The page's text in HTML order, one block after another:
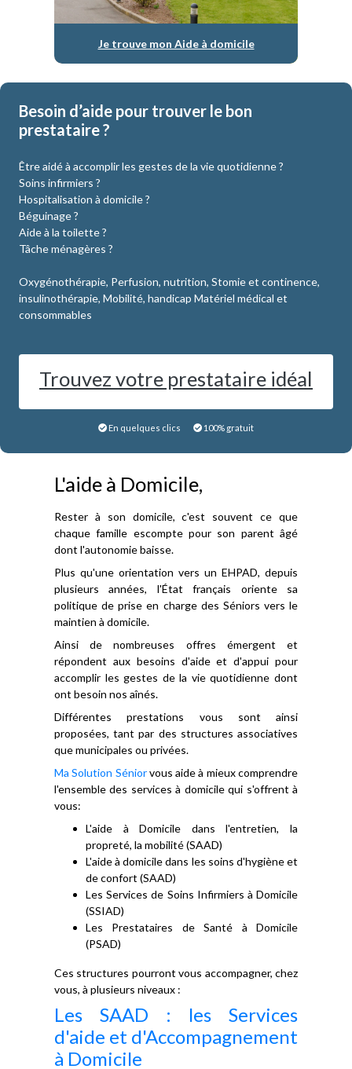
Je trouve mon Aide à domicile
Besoin d’aide pour trouver le bon
prestataire ?
Être aidé à accomplir les gestes de la vie quotidienne ?
Soins infirmiers ?
Hospitalisation à domicile ?
Béguinage ?
Aide à la toilette ?
Tâche ménagères ?
Oxygénothérapie, Perfusion, nutrition, Stomie et continence,
insulinothérapie, Mobilité, handicap Matériel médical et
consommables
Trouvez votre prestataire idéal
En quelques clics 100% gratuit
L'aide à Domicile,
Rester à son domicile, c'est souvent ce que
chaque famille escompte pour son parent âgé
dont l'autonomie baisse.
Plus qu'une orientation vers un EHPAD, depuis
plusieurs années, l'État français oriente sa
politique de prise en charge des Séniors vers le
maintien à domicile.
Ainsi de nombreuses offres émergent et
répondent aux besoins d'aide et d'appui pour
accomplir les gestes de la vie quotidienne dont
ont besoin nos aînés.
Différentes prestations vous sont ainsi
proposées, tant par des structures associatives
que municipales ou privées.
Ma Solution Séniorvous aide à mieux comprendre
l'ensemble des services à domicile qui s'offrent à
vous:
L'aide à Domicile dans l'entretien, la
propreté, la mobilité (SAAD)
L'aide à domicile dans les soins d'hygiène et
de confort (SAAD)
Les Services de Soins Infirmiers à Domicile
(SSIAD)
Les Prestataires de Santé à Domicile
(PSAD)
Ces structures pourront vous accompagner, chez
vous, à plusieurs niveaux :
Les SAAD : les Services
d'aide et d'Accompagnement
à Domicile